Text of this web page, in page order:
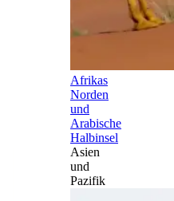
Afrikas
Norden
und
Arabische
Halbinsel
Asien
und
Pazifik